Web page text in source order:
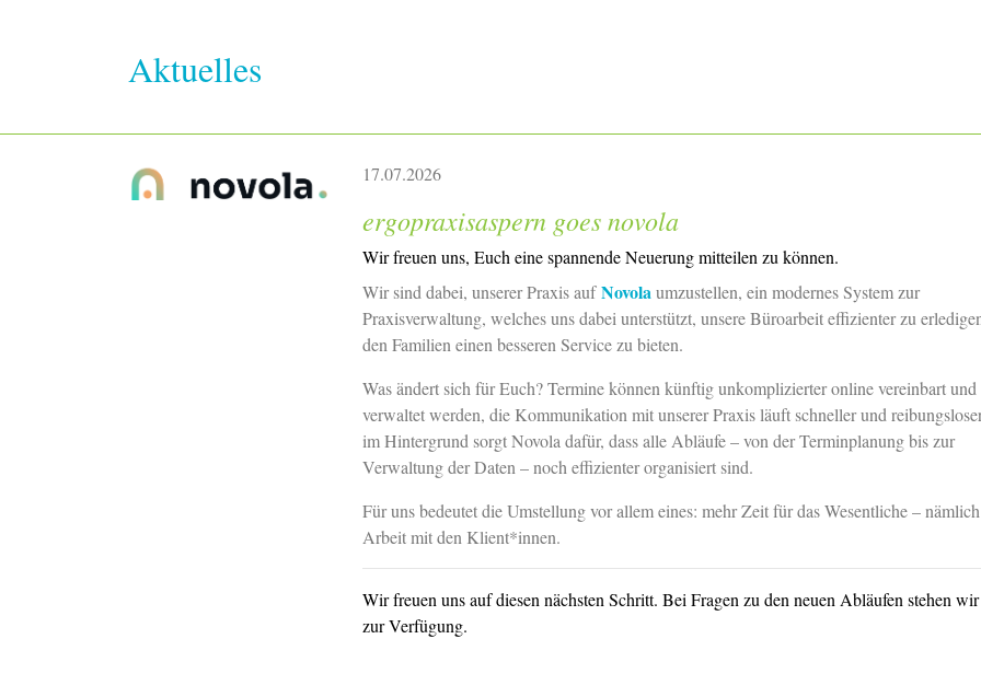
Aktuelles
17.07.2026
ergopraxisaspern goes novola
Wir freuen uns, Euch eine spannende Neuerung mitteilen zu können.
Wir sind dabei, unserer Praxis aufNovola umzustellen, ein modernes System zur
Praxisverwaltung, welches uns dabei unterstützt, unsere Büroarbeit effizienter zu
den Familien einen besseren Service zu bieten.
Was ändert sich für Euch? Termine können künftig unkomplizierter online vereinbart und
verwaltet werden, die Kommunikation mit unserer Praxis läuft schneller und
im Hintergrund sorgt Novola dafür, dass alle Abläufe – von der Terminplanung bis zur
Verwaltung der Daten – noch effizienter organisiert sind.
Für uns bedeutet die Umstellung vor allem eines: mehr Zeit für das Wesentliche –
Arbeit mit den Klient*innen.
Wir freuen uns auf diesen nächsten Schritt. Bei Fragen zu den neuen Abläufen stehen
zur Verfügung.